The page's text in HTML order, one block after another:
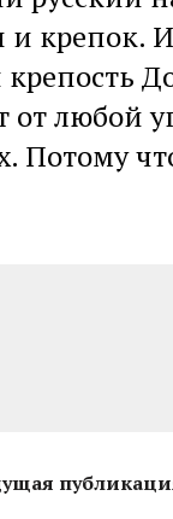
крепок.
от любой
Потому